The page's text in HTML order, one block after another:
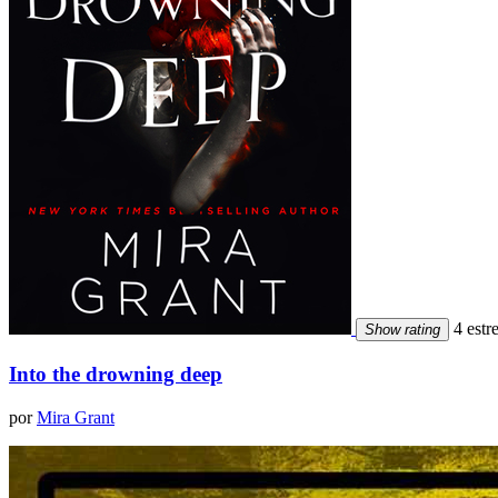
Show rating 4
Into the drowning deep
porMira Grant